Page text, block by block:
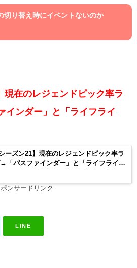
切り替え時にイベントないのか
現在のレジェンドピック率ラ
インダー」と「ライフライ
ーズン21】現在のレジェンドピック率ラ
「パスファインダー」と「ライフライ
ポンサードリンク
LINE